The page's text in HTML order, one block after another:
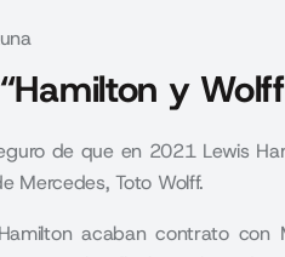
y
de que en 2021 Lewis
Mercedes, Toto Wolff.
acaban contrato